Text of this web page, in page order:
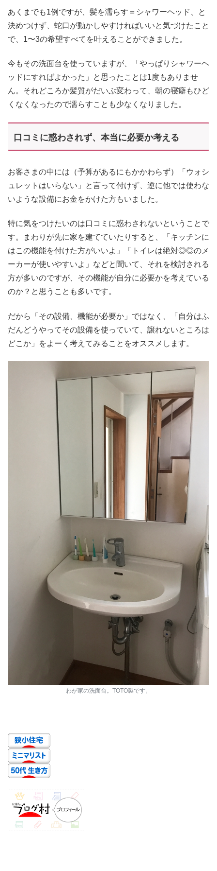
あくまでも1例ですが、髪を濡らす＝シャワーヘッド、と
決めつけず、蛇口が動かしやすければいいと気づけたこと
で、1〜3の希望すべてを叶えることができました。
今もその洗面台を使っていますが、「やっぱりシャワーヘ
ッドにすればよかった」と思ったことは1度もありませ
ん。それどころか髪質がだいぶ変わって、朝の寝癖もひど
くなくなったので濡らすことも少なくなりました。
口コミに惑わされず、本当に必要か考える
お客さまの中には（予算があるにもかかわらず）「ウォシ
ュレットはいらない」と言って付けず、逆に他では使わな
いような設備にお金をかけた方もいました。
特に気をつけたいのは口コミに惑わされないということで
す。まわりが先に家を建てていたりすると、「キッチンに
はこの機能を付けた方がいいよ」「トイレは絶対◎◎のメ
ーカーが使いやすいよ」などと聞いて、それを検討される
方が多いのですが、その機能が自分に必要かを考えている
のか？と思うことも多いです。
だから「その設備、機能が必要か」ではなく、「自分はふ
だんどうやってその設備を使っていて、譲れないところは
どこか」をよーく考えてみることをオススメします。
わが家の洗面台。TOTO製です。